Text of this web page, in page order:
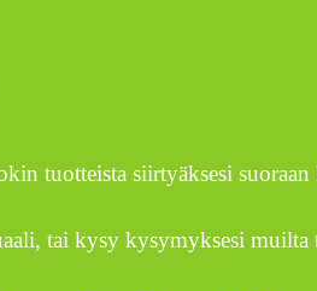
tuotteista siirtyäksesi
tai kysy kysymyksesi muilta